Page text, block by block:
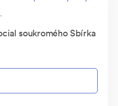
soukromého Sbírka